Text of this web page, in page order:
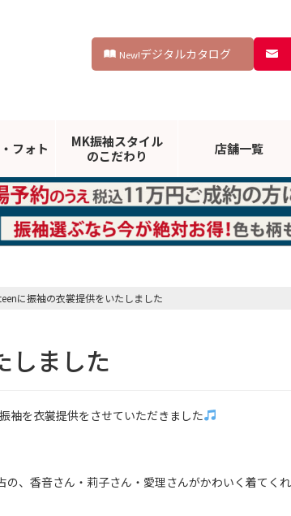
New!デジタルカタログ
フォト
MK振袖スタイル
のこだわり
店舗一覧
に振袖の衣裳提供をいたしました
しました
袖を衣裳提供をさせていただきました
、香音さん・莉子さん・愛理さんがかわいく着てく